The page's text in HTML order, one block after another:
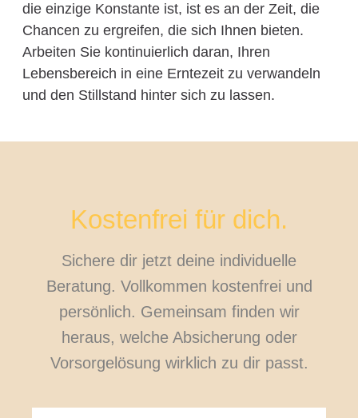
die einzige Konstante ist, ist es an der Zeit, die
Chancen zu ergreifen, die sich Ihnen bieten.
Arbeiten Sie kontinuierlich daran, Ihren
Lebensbereich in eine Erntezeit zu verwandeln
und den Stillstand hinter sich zu lassen.
Kostenfrei für dich.
Sichere dir jetzt deine individuelle
Beratung. Vollkommen kostenfrei und
persönlich. Gemeinsam finden wir
heraus, welche Absicherung oder
Vorsorgelösung wirklich zu dir passt.